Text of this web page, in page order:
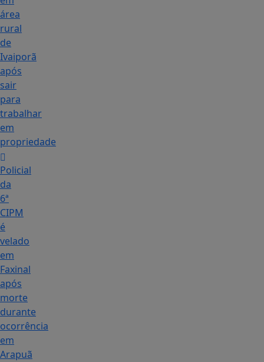
área
rural
de
Ivaiporã
após
sair
para
trabalhar
em
propriedade
Policial
da
6ª
CIPM
é
velado
em
Faxinal
após
morte
durante
ocorrência
em
Arapuã